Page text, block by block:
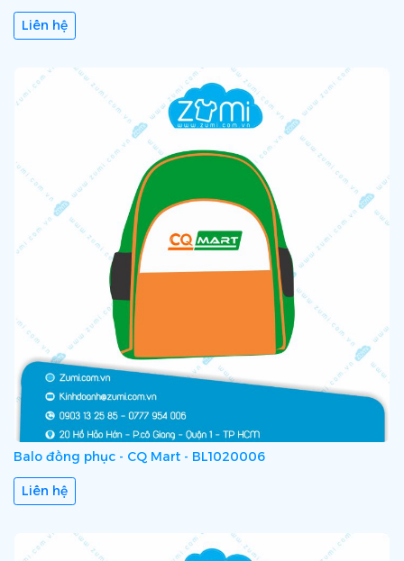
Liên hệ
Balo đồng phục - CQ Mart - BL1020006
Liên hệ